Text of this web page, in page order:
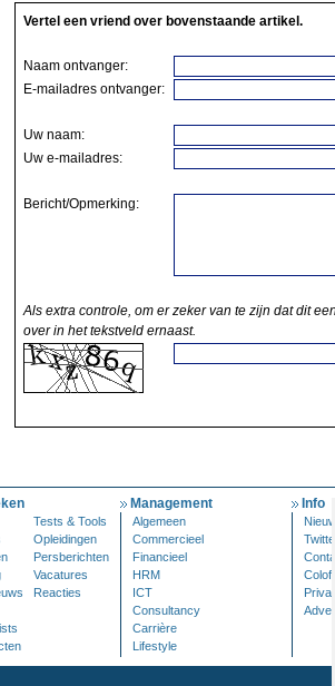
Vertel een vriend over bovenstaande artikel.
Naam ontvanger:
E-mailadres ontvanger:
Uw naam:
Uw e-mailadres:
Bericht/Opmerking:
Als extra controle, om er zeker van te zijn dat dit
over in het tekstveld ernaast.
Tests & Tools
Opleidingen
Persberichten
Vacatures
Reacties
Management
Algemeen
Commercieel
Financieel
HRM
ICT
Consultancy
Carrière
Lifestyle
Info
Twitter